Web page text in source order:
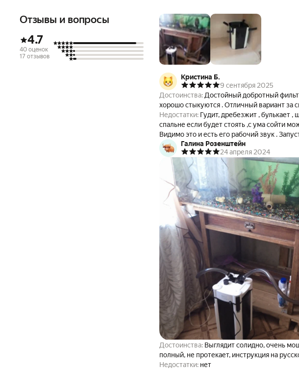
Отзывы и вопросы
4.7
40 оценок
17 отзывов
Кристина Б.
9 сентября 2025
Достоинства: Достойный добротный
хорошо стыкуются . Отличный вариант за
Недостатки: Гудит, дребезжит , булькает , шелестит как самолёт . Стоит в зале , аж немного напрягает звук . В
спальне если будет стоять ,с ума сойти можно. Все подключено верно , канистру наклоняли ,
Видимо это и есть его рабочий звук . Запустить оказалось тем ещё квэстом. Кнопка так и не смогла прокачать
воду по шлангам . Пришлось сначала часть воды залить в ручную в канистру через заборную трубку , далее
еле как кнопкой прогнали систему .
Комментарий:
Поработает , посмотрим , пока
отработал неделю . К уровню шума уже
гудеть ещё сильней . Напор очень мощный , на объем аквариума чистыми 260л ,длинной 140 см ,стиральная
машинка получается . Настроили течение , чтоб не
2025г и эта лошадка работает без нареканий до сих пор . Шуметь перестал спустя время , видимо там все
притерлось и затихло . Беру свои слова
Галина Розенштейн
24 апреля 2024
Достоинства: Выглядит солидно, очень
полный, не протекает, инструкция на
Недостатки: нет